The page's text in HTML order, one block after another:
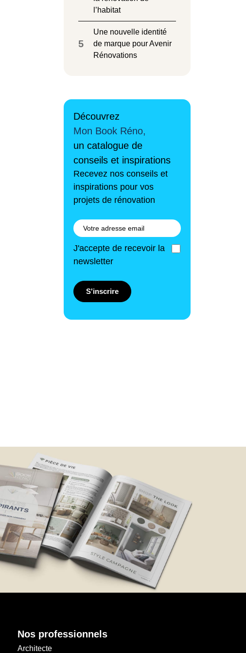
l’habitat
5
Une nouvelle identité
de marque pour Avenir
Rénovations
Découvrez
Mon Book Réno,
un catalogue de
conseils et inspirations
Recevez nos conseils et
inspirations pour vos
projets de rénovation
J'accepte de recevoir la
newsletter
S'inscrire
Nos professionnels
Architecte